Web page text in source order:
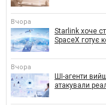
Вчора
Starlink хоче
SpaceX готує
Вчора
ШІ-агенти
атакували